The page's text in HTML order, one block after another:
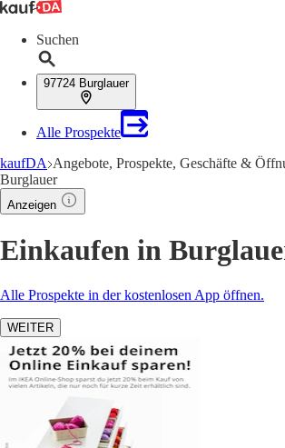
Suchen
97724 Burglauer
Alle Prospekte
kaufDA Angebote, Prospekte, Geschäfte &
Burglauer
Anzeigen
Einkaufen in
Alle Prospekte in der kostenlosen App öffnen.
WEITER